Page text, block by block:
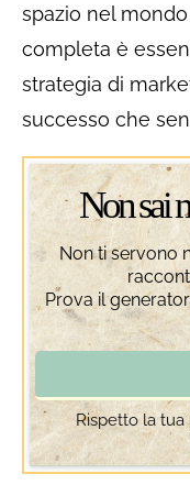
spazio nel
completa è
strategia di
successo che